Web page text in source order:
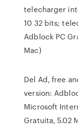
telecharger
10 32 bits;
Adblock PC
Mac)
Del Ad, free
version:
Microsoft
Gratuita, 5.02